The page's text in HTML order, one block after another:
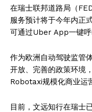
在瑞士联邦道路局（
服务预计将于今年内正
可通过Uber App一键呼
作为欧洲自动驾驶监管
开放、完善的政策环境
Robotaxi规模化商业运
目前，文远知行在瑞士